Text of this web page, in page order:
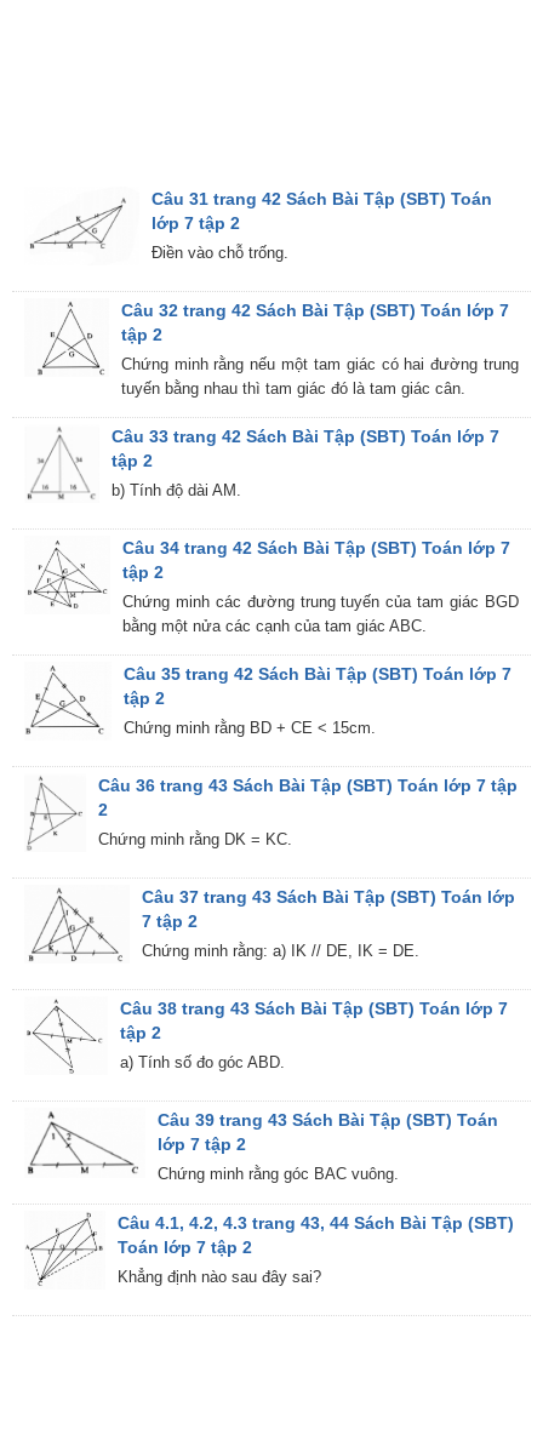
Câu 31 trang 42 Sách Bài Tập (SBT) Toán
lớp 7 tập 2
Điền vào chỗ trống.
Câu 32 trang 42 Sách Bài Tập (SBT) Toán lớp 7
tập 2
Chứng minh rằng nếu một tam giác có hai đường trung
tuyến bằng nhau thì tam giác đó là tam giác cân.
Câu 33 trang 42 Sách Bài Tập (SBT) Toán lớp 7
tập 2
b) Tính độ dài AM.
Câu 34 trang 42 Sách Bài Tập (SBT) Toán lớp 7
tập 2
Chứng minh các đường trung tuyến của tam giác BGD
bằng một nửa các cạnh của tam giác ABC.
Câu 35 trang 42 Sách Bài Tập (SBT) Toán lớp 7
tập 2
Chứng minh rằng BD + CE < 15cm.
Câu 36 trang 43 Sách Bài Tập (SBT) Toán lớp 7 tập
2
Chứng minh rằng DK = KC.
Câu 37 trang 43 Sách Bài Tập (SBT) Toán lớp
7 tập 2
Chứng minh rằng: a) IK // DE, IK = DE.
Câu 38 trang 43 Sách Bài Tập (SBT) Toán lớp 7
tập 2
a) Tính số đo góc ABD.
Câu 39 trang 43 Sách Bài Tập (SBT) Toán
lớp 7 tập 2
Chứng minh rằng góc BAC vuông.
Câu 4.1, 4.2, 4.3 trang 43, 44 Sách Bài Tập (SBT)
Toán lớp 7 tập 2
Khẳng định nào sau đây sai?